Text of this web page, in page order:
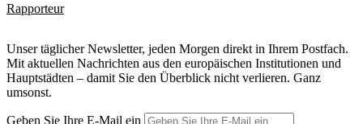
Rapporteur
Unser täglicher Newsletter, jeden Morgen direkt in Ihrem Postfach.
Mit aktuellen Nachrichten aus den europäischen Institutionen und
Hauptstädten – damit Sie den Überblick nicht verlieren. Ganz
umsonst.
Geben Sie Ihre E-Mail ein